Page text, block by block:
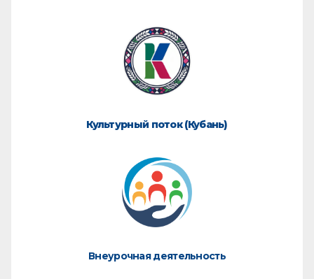
Культурный поток (Кубань)
Внеурочная деятельность